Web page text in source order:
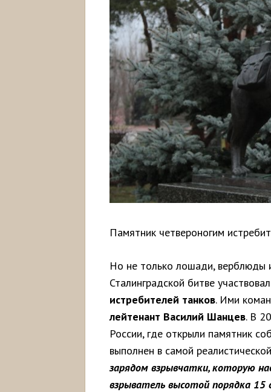
Памятник четвероногим
Но не только лошади, верблюды
Сталинградской битве
истребителей танков. Ими
лейтенант Василий Шанцев. В
России, где открыли памятник
выполнен в самой
зарядом взрывчатки, которую
взрыватель высотой порядка 15